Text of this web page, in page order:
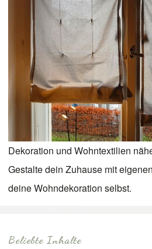
Beliebte Inhalte
Dekoration und Wohntextilien
Gestalte dein Zuhause mit
deine Wohndekoration selbst.